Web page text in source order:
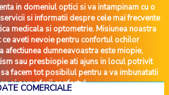
in domeniul optici si va intampinam cu o
si informatii despre cele mai frecvente
medicala si optometrie. Misiunea noastra
aveti nevoie pentru confortul ochilor
afectiunea dumneavoastra este miopie,
sau presbiopie ati ajuns in locul potrivit
facem tot posibilul pentru a va imbunatatii
si a va oferii confortul.
COMERCIALE